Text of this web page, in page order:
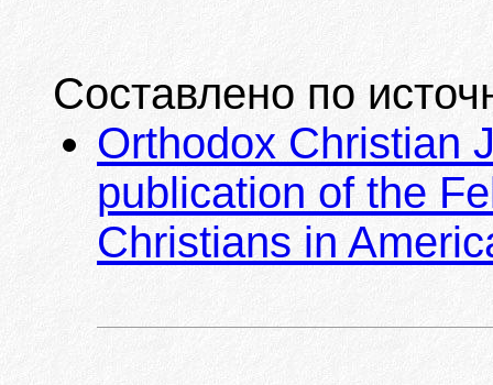
Составлено по
Orthodox Christian
publication of the
Christians in